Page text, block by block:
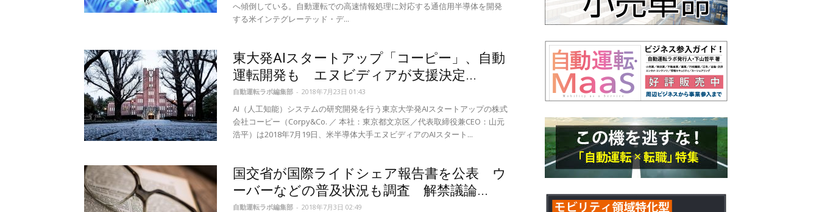
へ傾倒している。自動運転での高速情報処理に対応する通信用半導体を開発
する米インテグレーテッド・デ...
東大発AIスタートアップ「コーピー」、自動
運転開発も エヌビディアが支援決定...
自動運転ラボ編集部 - 2018年7月23日 01:43
AI（人工知能）システムの研究開発を行う東京大学発AIスタートアップの株式
会社コーピー（Corpy&Co. ／ 本社：東京都文京区／代表取締役兼CEO：山元
浩平）は2018年7月19日、米半導体大手エヌビディアのAIスタート...
国交省が国際ライドシェア報告書を公表 ウ
ーバーなどの普及状況も調査 解禁議論...
自動運転ラボ編集部 - 2018年7月3日 02:49